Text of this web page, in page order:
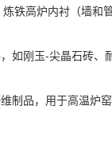
铁高炉内衬（墙和
刚玉-尖晶石砖、
品，用于高温炉